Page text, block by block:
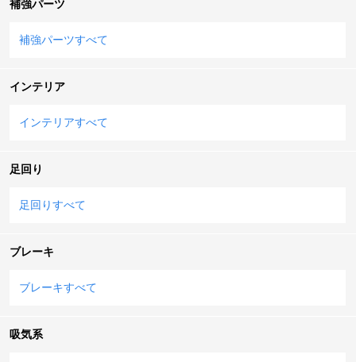
補強パーツ
補強パーツすべて
インテリア
インテリアすべて
足回り
足回りすべて
ブレーキ
ブレーキすべて
吸気系